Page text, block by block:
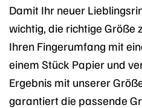
Damit Ihr neuer
wichtig, die richtige Größe
Ihren Fingerumfang mit
einem Stück Papier und
Ergebnis mit unserer
garantiert die passende